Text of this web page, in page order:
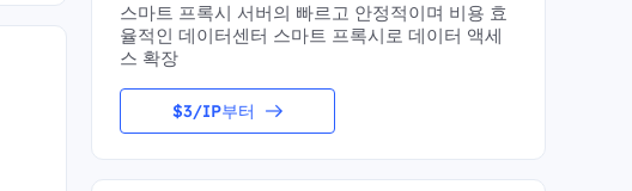
스마트 프록시 서버의 빠르고 안정적이며 비용 효
율적인 데이터센터 스마트 프록시로 데이터 액세
스 확장
$3/IP부터